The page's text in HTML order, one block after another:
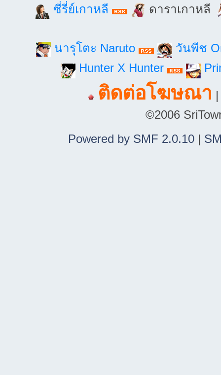
ซี่รี่ย์เกาหลี
ดาราเกาหลี
นารุโตะ Naruto
วันพีช
Hunter X Hunter
ติดต่อโฆษณา
©2006
Powered by SMF 2.0.10|